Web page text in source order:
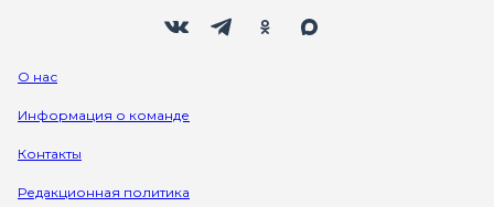
О нас
Информация о команде
Контакты
Редакционная политика